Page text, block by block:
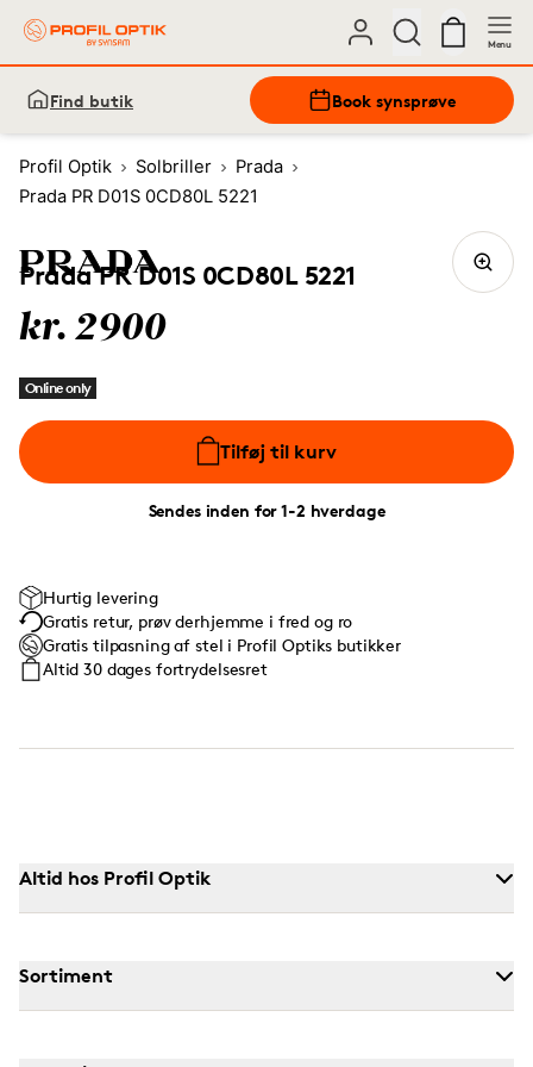
Menu
Find butik Book synsprøve
Profil Optik Solbriller
Prada
Prada PR D01S 0CD80L 5221
Prada PR D01S 0CD80L 5221
kr. 2900
Online only
Tilføj til kurv
Sendes inden for 1-2 hverdage
Hurtig levering
Gratis retur, prøv derhjemme i fred og ro
Gratis tilpasning af stel i Profil Optiks butikker
Altid 30 dages fortrydelsesret
Altid hos Profil Optik
Sortiment